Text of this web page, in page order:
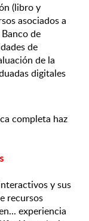
(libro y
asociados a
de
de
de la
digitales
completa haz
y sus
recursos
experiencia